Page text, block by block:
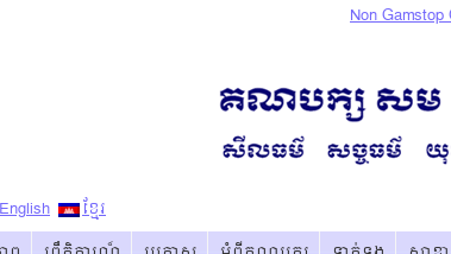
Non
English ខ្មែរ